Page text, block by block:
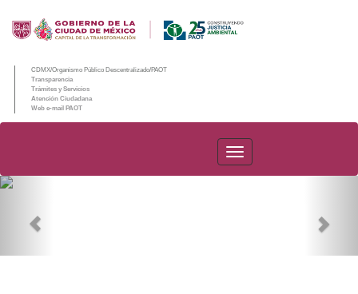
CDMX/Organismo Público Descentralizado/PAOT
Transparencia
Trámites y Servicios
Atención Ciudadana
Web e-mail PAOT
PAOT